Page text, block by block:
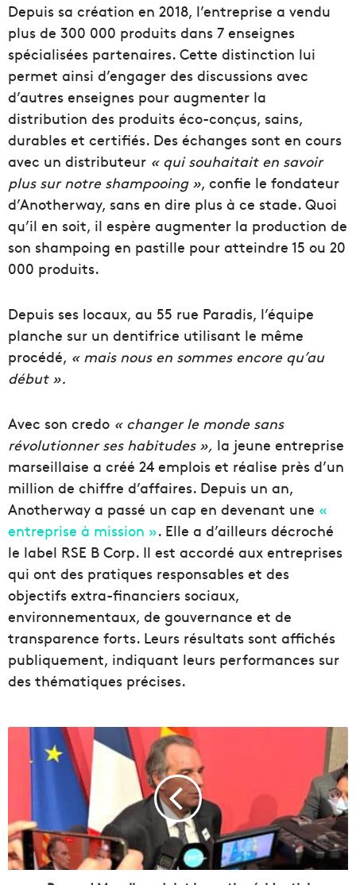
Depuis sa création en 2018, l’entreprise a vendu
plus de 300 000 produits dans 7 enseignes
spécialisées partenaires. Cette distinction lui
permet ainsi d’engager des discussions avec
d’autres enseignes pour augmenter la
distribution des produits éco-conçus, sains,
durables et certifiés. Des échanges sont en cours
avec un distributeur « qui souhaitait en savoir
plus sur notre shampooing », confie le fondateur
d’Anotherway, sans en dire plus à ce stade. Quoi
qu’il en soit, il espère augmenter la production de
son shampoing en pastille pour atteindre 15 ou 20
000 produits.
Depuis ses locaux, au 55 rue Paradis, l’équipe
planche sur un dentifrice utilisant le même
procédé, « mais nous en sommes encore qu’au
début ».
Avec son credo « changer le monde sans
révolutionner ses habitudes », la jeune entreprise
marseillaise a créé 24 emplois et réalise près d’un
million de chiffre d’affaires. Depuis un an,
Anotherway a passé un cap en devenant une «
entreprise à mission ». Elle a d’ailleurs décroché
le label RSE B Corp. Il est accordé aux entreprises
qui ont des pratiques responsables et des
objectifs extra-financiers sociaux,
environnementaux, de gouvernance et de
transparence forts. Leurs résultats sont affichés
publiquement, indiquant leurs performances sur
des thématiques précises.
d
M
u
s